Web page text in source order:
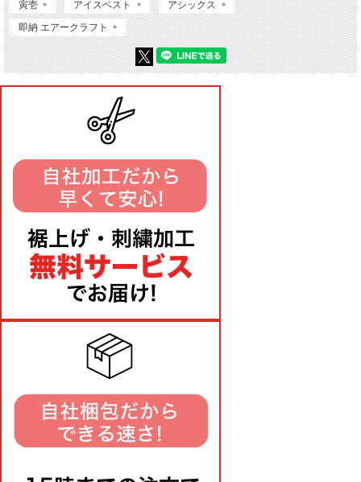
寅壱 アイスベスト アシックス
即納 エアークラフト